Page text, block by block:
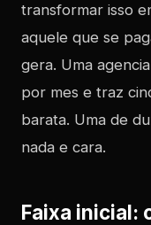
transformar isso
aquele que se
gera. Uma
por mes e traz
barata. Uma de
nada e cara.
Faixa inicial: